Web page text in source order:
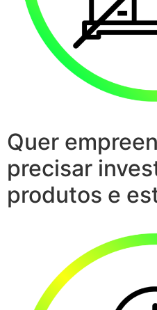
Quer
precisar
produtos e